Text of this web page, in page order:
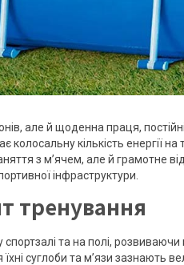
але й щоденна праця,
колосальну кількість енергії
з м’ячем, але й грамотне
інфраструктури.
тренування
та на полі, розвиваючи
суглоби та м’язи зазнають